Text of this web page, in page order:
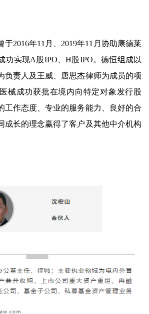
于2016年11月、2019年11月协助康德莱
功实现A股IPO、H股IPO。德恒组成以
负责人及王威、唐思杰律师为成员的项
械成功获批在境内向特定对象发行股
工作态度、专业的服务能力、良好的合
成长的理念赢得了客户及其他中介机构